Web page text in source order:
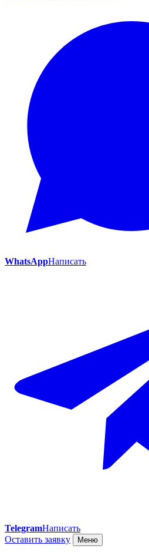
WhatsAppНаписать
TelegramНаписать
Оставить заявку
Меню